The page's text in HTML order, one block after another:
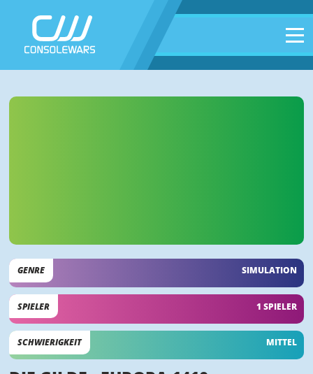
GENRE SIMULATION
SPIELER 1 SPIELER
SCHWIERIGKEIT MITTEL